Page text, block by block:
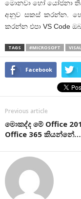
මොනවා හෝ යෝජනා
අනුව සකස් කරන්න.
කරන්න එපා VS Code
TAGS #MICROSOFT
Facebook
Previous article
මොකද්ද මේ Office
Office 365